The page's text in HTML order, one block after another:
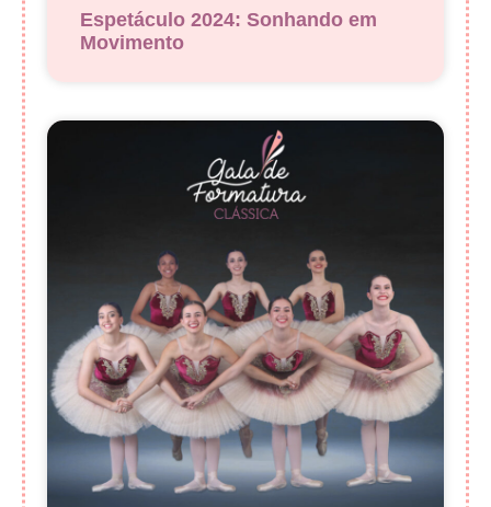
Espetáculo 2024: Sonhando em
Movimento